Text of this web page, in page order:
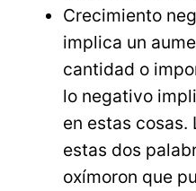
Crecimiento
implica un
cantidad o
lo negativo
en estas cosas.
estas dos
oxímoron que